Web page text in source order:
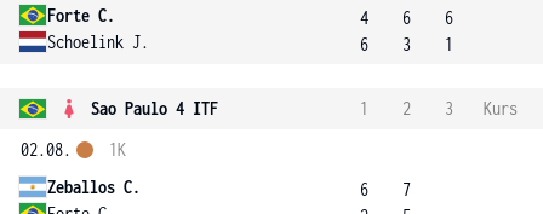
Forte C.
Schoelink J.
4
6
6
3
6
1
Sao Paulo 4 ITF 1 2 3
Kurs
02.08.
Zeballos C.
1K
6
7